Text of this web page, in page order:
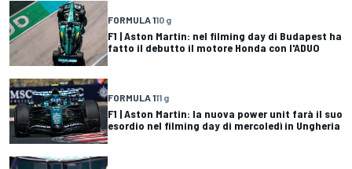
FORMULA 110 g
F1 | Aston Martin: nel filming day di Budapest ha
fatto il debutto il motore Honda con l'ADUO
FORMULA 111 g
F1 | Aston Martin: la nuova power unit farà il suo
esordio nel filming day di mercoledì in Ungheria